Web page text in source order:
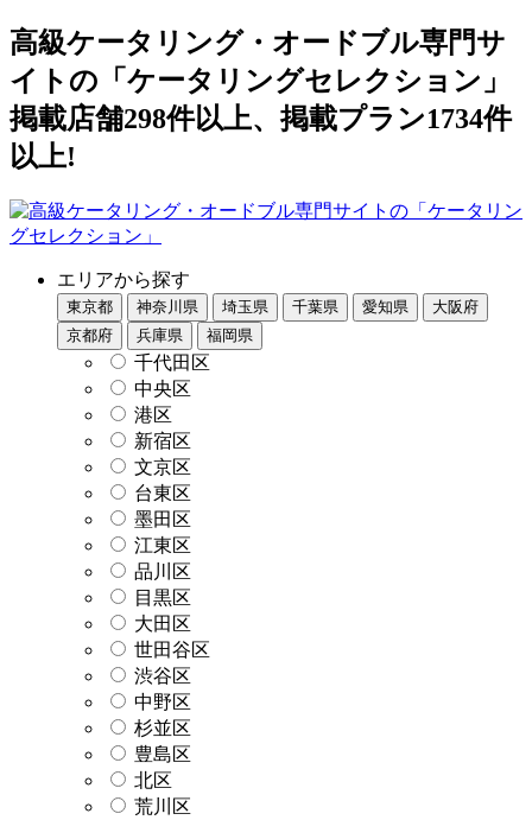
高級ケータリング・オードブル専門サ
イトの「ケータリングセレクション」
掲載店舗298件以上、掲載プラン1734件
以上!
エリアから探す
東京都 神奈川県 埼玉県 千葉県 愛知県
大阪府
京都府
兵庫県 福岡県
千代田区
中央区
港区
新宿区
文京区
台東区
墨田区
江東区
品川区
目黒区
大田区
世田谷区
渋谷区
中野区
杉並区
豊島区
北区
荒川区